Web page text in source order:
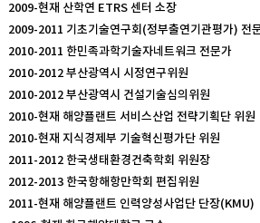
2009-현재 산학연 ETRS 센터 소장
2009-2011 기초기술연구회(정부출연기관평가) 전
2010-2011 한민족과학기술자네트워크 전문가
2010-2012 부산광역시 시정연구위원
2010-2012 부산광역시 건설기술심의위원
2010-현재 해양플랜트 서비스산업 전략기획단 위원
2010-현재 지식경제부 기술혁신평가단 위원
2011-2012 한국생태환경건축학회 위원장
2012-2013 한국항해항만학회 편집위원
2011-현재 해양플랜트 인력양성사업단 단장(KMU)